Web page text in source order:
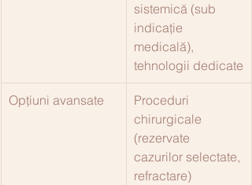
sistemică (sub
indicație
medicală),
tehnologii dedicate
Opțiuni avansate
Proceduri
chirurgicale
(rezervate
cazurilor selectate,
refractare)